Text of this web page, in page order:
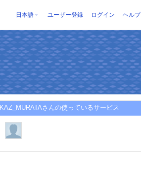
日本語 ユーザー登録 ログイン ヘルプ
KAZ_MURATAさんの使っているサービス